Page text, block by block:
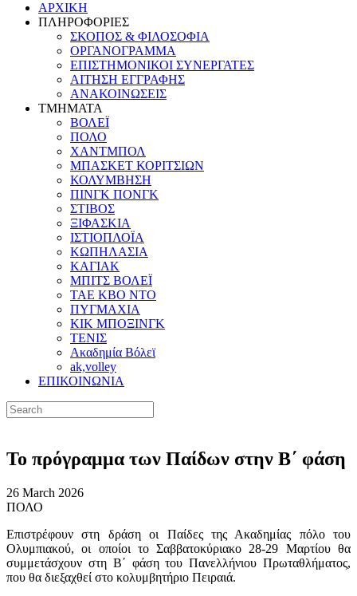
ΑΡΧΙΚΗ
ΠΛΗΡΟΦΟΡΙΕΣ
ΣΚΟΠΟΣ & ΦΙΛΟΣΟΦΙΑ
ΟΡΓΑΝΟΓΡΑΜΜΑ
ΕΠΙΣΤΗΜΟΝΙΚΟΙ ΣΥΝΕΡΓΑΤΕΣ
ΑΙΤΗΣΗ ΕΓΓΡΑΦΗΣ
ΑΝΑΚΟΙΝΩΣΕΙΣ
ΤΜΗΜΑΤΑ
ΒΟΛΕΪ
ΠΟΛΟ
ΧΑΝΤΜΠΟΛ
ΜΠΑΣΚΕΤ ΚΟΡΙΤΣΙΩΝ
ΚΟΛΥΜΒΗΣΗ
ΠΙΝΓΚ ΠΟΝΓΚ
ΣΤΙΒΟΣ
ΞΙΦΑΣΚΙΑ
ΙΣΤΙΟΠΛΟΪΑ
ΚΩΠΗΛΑΣΙΑ
ΚΑΓΙΑΚ
ΜΠΙΤΣ ΒΟΛΕΪ
ΤΑΕ ΚΒΟ ΝΤΟ
ΠΥΓΜΑΧΙΑ
ΚΙΚ ΜΠΟΞΙΝΓΚ
ΤΕΝΙΣ
Ακαδημία Βόλεϊ
ak,volley
ΕΠΙΚΟΙΝΩΝΙΑ
Το πρόγραμμα των Παίδων στην Β΄ φάση
26 March 2026
ΠΟΛΟ
Επιστρέφουν στη δράση οι Παίδες της Ακαδημίας πόλο του
Ολυμπιακού, οι οποίοι το Σαββατοκύριακο 28-29 Μαρτίου θα
συμμετάσχουν στη Β΄ φάση του Πανελλήνιου Πρωταθλήματος,
που θα διεξαχθεί στο κολυμβητήριο Πειραιά.